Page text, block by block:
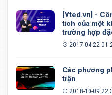
[Vted.vn] -
tích của một
trường hợp
2017-04-22
Các phương
trận
2018-10-09